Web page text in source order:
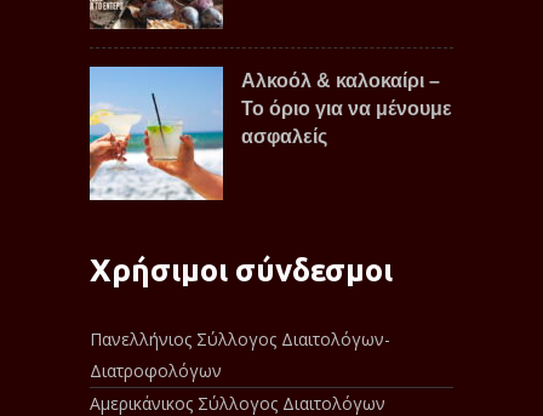
Αλκοόλ & καλοκαίρι –
Το όριο για να μένουμε
ασφαλείς
Χρήσιμοι σύνδεσμοι
Πανελλήνιος Σύλλογος Διαιτολόγων-
Διατροφολόγων
Αμερικάνικος Σύλλογος Διαιτολόγων